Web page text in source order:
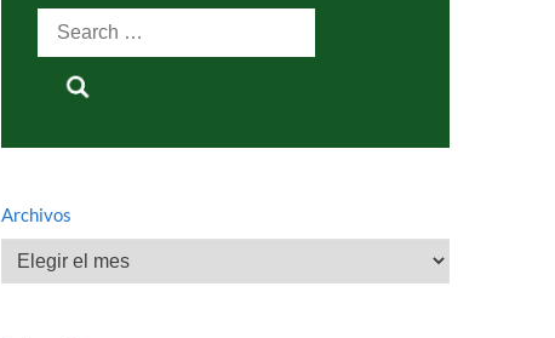
Search
for:
Archivos
Archivos